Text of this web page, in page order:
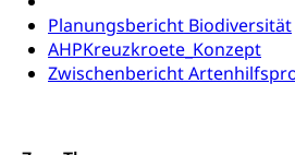
Planungsbericht Biodiversität
AHPKreuzkroete_Konzept
Zwischenbericht
Krankenversicherung
Unfallversicherung,